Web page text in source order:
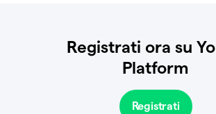
Registrati ora su
Platform
Registrati